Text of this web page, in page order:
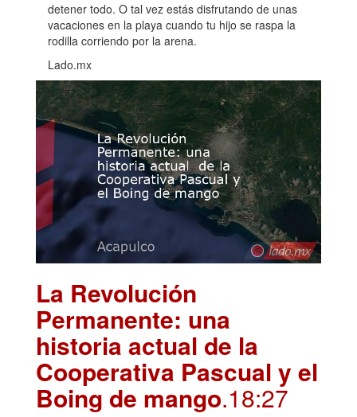
detener todo. O tal vez estás disfrutando de unas
vacaciones en la playa cuando tu hijo se raspa la
rodilla corriendo por la arena.
Lado.mx
La Revolución
Permanente: una
historia actual de la
Cooperativa Pascual y el
Boing de mango.18:27